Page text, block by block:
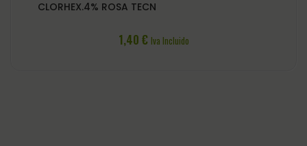
CLORHEX.4% ROSA TECN
1,40 € Iva Incluido